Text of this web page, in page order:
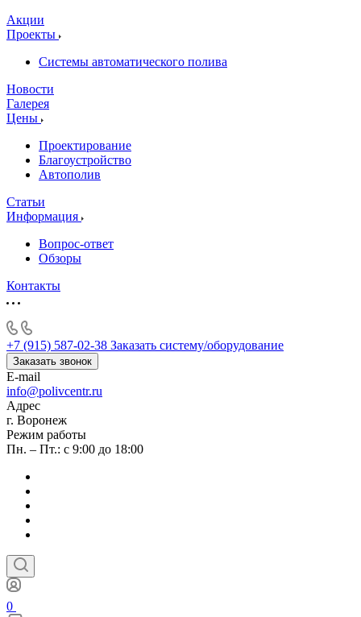
Акции
Проекты
Системы автоматического полива
Новости
Галерея
Цены
Проектирование
Благоустройство
Автополив
Статьи
Информация
Вопрос-ответ
Обзоры
Контакты
+7 (915) 587-02-38 Заказать систему/оборудование
Заказать звонок
E-mail
info@polivcentr.ru
Адрес
г. Воронеж
Режим работы
Пн. – Пт.: с 9:00 до 18:00
0